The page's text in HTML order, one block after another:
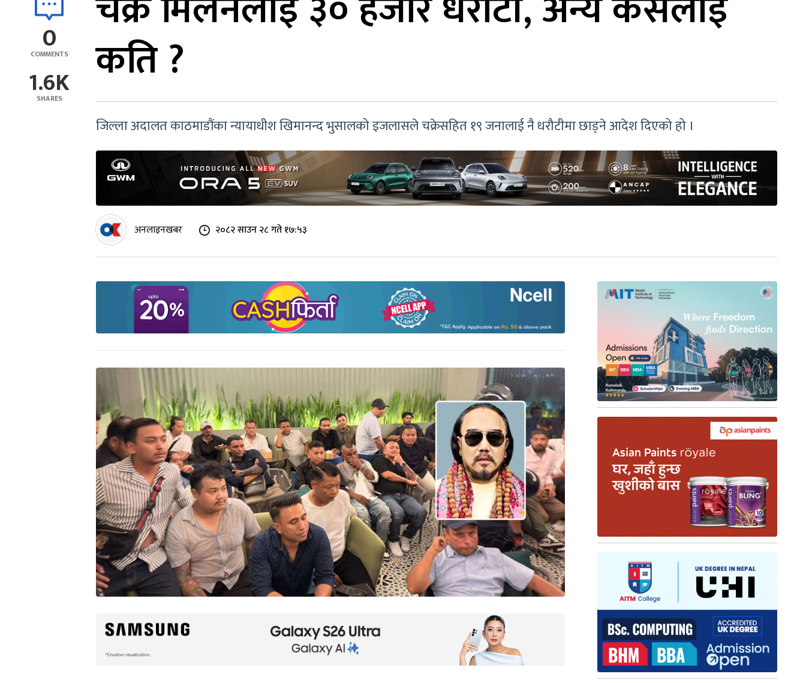
0
COMMENTS
1.6K
SHARES
कति ?
जिल्ला अदालत काठमाडौंका न्यायाधीश खिमानन्द भुसालको इजलासले चक्रेसहित १९ जनालाई नै धरौटीमा छाड्ने आदेश दिएको हो ।
अनलाइनखबर २०८२ साउन २८ गते १७:५३